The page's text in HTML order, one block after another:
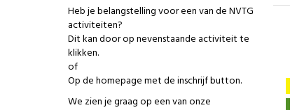
Heb je belangstelling voor een van de NVTG
activiteiten?
Dit kan door op nevenstaande activiteit te
klikken.
of
Op de homepage met de inschrijf button.
We zien je graag op een van onze